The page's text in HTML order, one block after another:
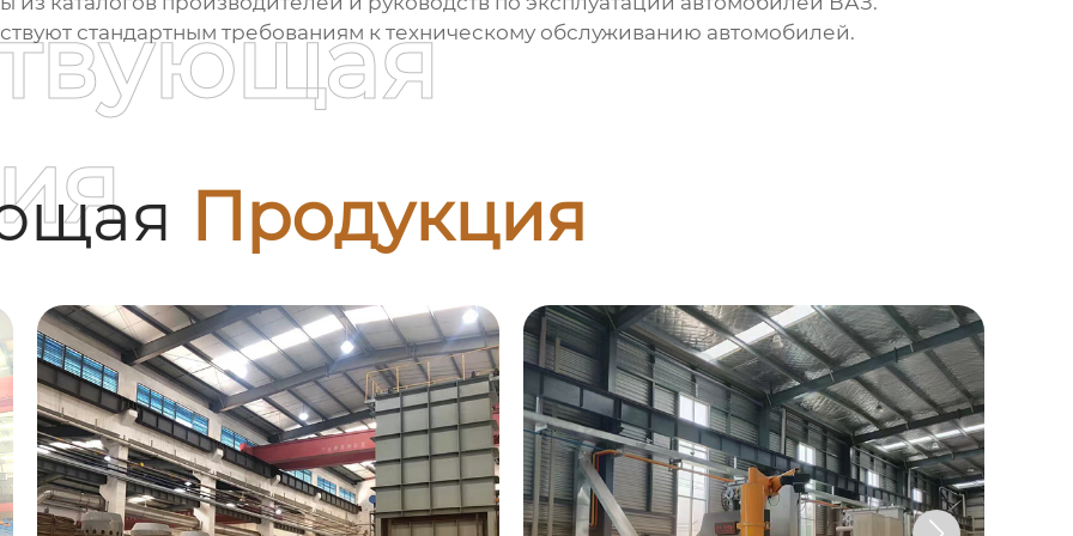
стандартным требованиям к техническому обслуживанию автомобилей.
Продукция